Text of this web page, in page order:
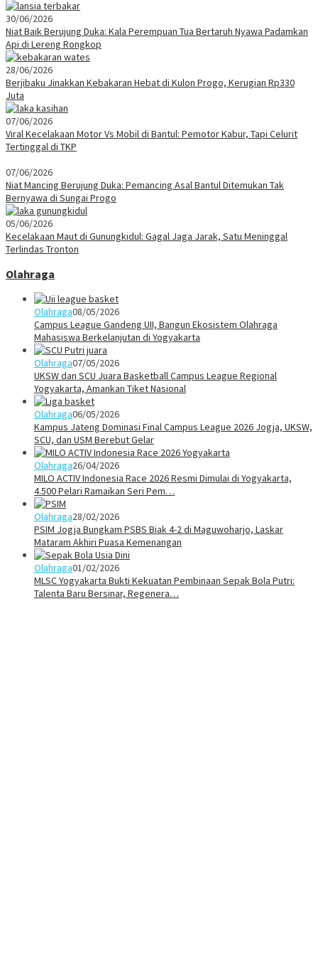
30/06/2026
Niat Baik Berujung Duka: Kala Perempuan Tua Bertaruh Nyawa Padamkan
Api di Lereng Rongkop
28/06/2026
Berjibaku Jinakkan Kebakaran Hebat di Kulon Progo, Kerugian Rp330
Juta
07/06/2026
Viral Kecelakaan Motor Vs Mobil di Bantul: Pemotor Kabur, Tapi Celurit
Tertinggal di TKP
07/06/2026
Niat Mancing Berujung Duka: Pemancing Asal Bantul Ditemukan Tak
Bernyawa di Sungai Progo
05/06/2026
Kecelakaan Maut di Gunungkidul: Gagal Jaga Jarak, Satu Meninggal
Terlindas Tronton
Olahraga
Olahraga08/05/2026
Campus League Gandeng UII, Bangun Ekosistem Olahraga
Mahasiswa Berkelanjutan di Yogyakarta
Olahraga07/05/2026
UKSW dan SCU Juara Basketball Campus League Regional
Yogyakarta, Amankan Tiket Nasional
Olahraga06/05/2026
Kampus Jateng Dominasi Final Campus League 2026 Jogja, UKSW,
SCU, dan USM Berebut Gelar
Olahraga26/04/2026
MILO ACTIV Indonesia Race 2026 Resmi Dimulai di Yogyakarta,
4.500 Pelari Ramaikan Seri Pem…
Olahraga28/02/2026
PSIM Jogja Bungkam PSBS Biak 4-2 di Maguwoharjo, Laskar
Mataram Akhiri Puasa Kemenangan
Olahraga01/02/2026
MLSC Yogyakarta Bukti Kekuatan Pembinaan Sepak Bola Putri:
Talenta Baru Bersinar, Regenera…